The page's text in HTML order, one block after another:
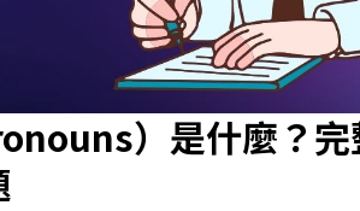
）是什麼？完